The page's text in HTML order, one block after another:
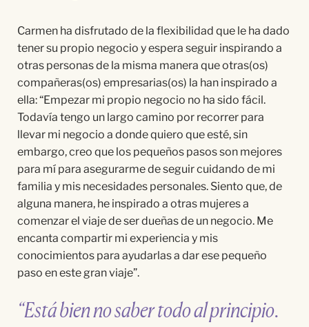
Carmen ha disfrutado de la flexibilidad que le ha dado
tener su propio negocio y espera seguir inspirando a
otras personas de la misma manera que otras(os)
compañeras(os) empresarias(os) la han inspirado a
ella:“Empezar mi propio negocio no ha sido fácil.
Todavía tengo un largo camino por recorrer para
llevar mi negocio a donde quiero queesté, sin
embargo, creo que los pequeños pasos son mejores
para mí para asegurarme de seguir cuidando de mi
familia y mis necesidades personales. Siento que, de
alguna manera, he inspirado a otras mujeres a
comenzar el viaje de serdueñas de un negocio. Me
encanta compartir mi experiencia y mis
conocimientos para ayudarlas a dar ese pequeño
paso en este gran viaje”.
“Está bien no saber todo al principio.